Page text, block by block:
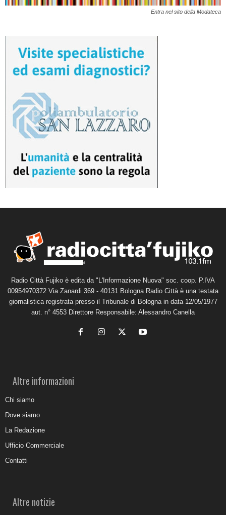
Entra nel sito della Modateca
Radio Città Fujiko è edita da "L'Informazione Nuova" soc. coop. P.IVA
00954970372 Via Zanardi 369 - 40131 Bologna Radio Città è una testata
giornalistica registrata presso il Tribunale di Bologna in data 12/05/1977
aut. n° 4553 Direttore Responsabile: Alessandro Canella
Altre informazioni
Chi siamo
Dove siamo
La Redazione
Ufficio Commerciale
Contatti
Altre notizie